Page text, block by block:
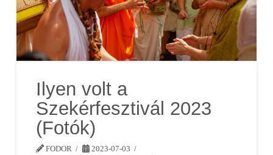
Ilyen volt a
Szekérfesztivál 2023
(Fotók)
FODOR
2023-07-03